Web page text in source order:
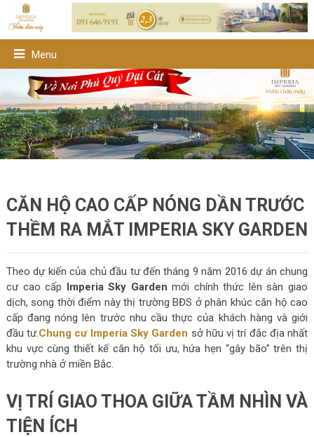
Menu
CĂN HỘ CAO CẤP NÓNG DẦN TRƯỚC
THỀM RA MẮT IMPERIA SKY GARDEN
Theo dự kiến của chủ đầu tư đến tháng 9 năm 2016 dự án chung
cư cao cấp Imperia Sky Garden mới chính thức lên sàn giao
dịch, song thời điểm này thị trường BĐS ở phân khúc căn hộ cao
cấp đang nóng lên trước nhu cầu thực của khách hàng và giới
đầu tư.Chung cư Imperia Sky Garden sở hữu vị trí đắc địa nhất
khu vực cùng thiết kế căn hộ tối ưu, hứa hẹn “gây bão” trên thị
trường nhà ở miền Bắc.
VỊ TRÍ GIAO THOA GIỮA TẦM NHÌN VÀ
TIỆN ÍCH